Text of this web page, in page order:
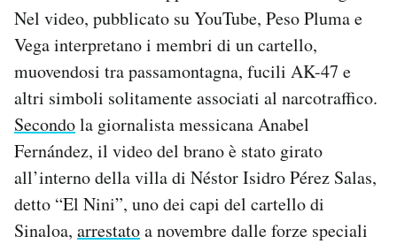
Nel video, pubblicato su YouTube, Peso Pluma e
Vega interpretano i membri di un cartello,
muovendosi tra passamontagna, fucili AK-47 e
altri simboli solitamente associati al narcotraffico.
Secondola giornalista messicana Anabel
Fernández, il video del brano è stato girato
all’interno della villa di Néstor Isidro Pérez Salas,
detto “El Nini”, uno dei capi del cartello di
Sinaloa, arrestatoa novembre dalle forze speciali